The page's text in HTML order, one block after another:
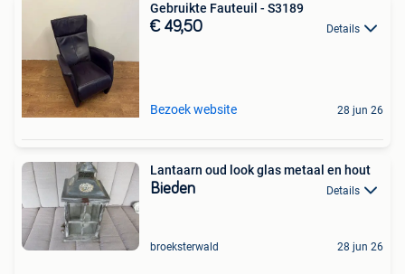
Gebruikte Fauteuil - S3189
€ 49,50 Details
Bezoek website 28 jun 26
Lantaarn oud look glas metaal en hout
Bieden Details
broeksterwald 28 jun 26